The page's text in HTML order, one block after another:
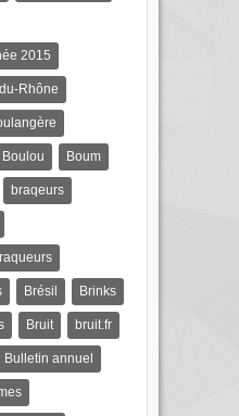
2015
Rhône
Boulou Boum
braqeurs
Brésil Brinks
Bruit bruit.fr
Bulletin annuel